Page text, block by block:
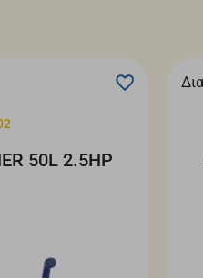
50L 2.5ΗΡ